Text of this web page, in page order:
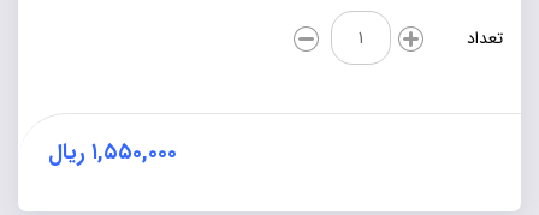
تعداد
حل
مسائل
کتاب
با
۱,۵۵۰,۰۰۰ ریال